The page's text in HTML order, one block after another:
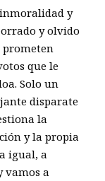
y
y olvido
prometen
que le
Solo un
disparate
la
y la propia
igual, a
vamos a